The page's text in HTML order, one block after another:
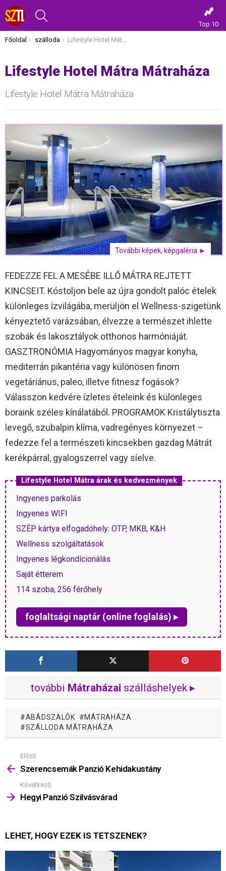
Top 10
Itt vagy most:
Főoldal szálloda Lifestyle Hotel Mátra Mátraháza
Lifestyle Hotel Mátra Mátraháza
Lifestyle Hotel Mátra Mátraháza
További képek, képgaléria ►
FEDEZZE FEL A MESÉBE ILLŐ MÁTRA REJTETT
KINCSEIT. Kóstoljon bele az újra gondolt palóc ételek
különleges ízvilágába, merüljön el Wellness-szigetünk
kényeztető varázsában, élvezze a természet ihlette
szobák és lakosztályok otthonos harmóniáját.
GASZTRONÓMIA Hagyományos magyar konyha,
mediterrán pikantéria vagy különösen finom
vegetáriánus, paleo, illetve fitnesz fogások?
Válasszon kedvére ízletes ételeink és különleges
boraink széles kínálatából. PROGRAMOK Kristálytiszta
levegő, szubalpin klíma, vadregényes környezet –
fedezze fel a természeti kincsekben gazdag Mátrát
kerékpárral, gyalogszerrel vagy síelve.
Lifestyle Hotel Mátra árak és kedvezmények
Ingyenes parkolás
Ingyenes WIFI
SZÉP kártya elfogadóhely: OTP, MKB, K&H
Wellness szolgáltatások
Ingyenes légkondícionálás
Saját étterem
114 szoba, 256 férőhely
foglaltsági naptár (online foglalás) ▸
további Mátraházai szálláshelyek ▸
ABÁDSZALÓK
MÁTRAHÁZA
SZÁLLODA MÁTRAHÁZA
Mutass
többet
Előző
Szerencsemák Panzió Kehidakustány
Következő
Hegyi Panzió Szilvásvárad
LEHET, HOGY EZEK IS TETSZENEK?